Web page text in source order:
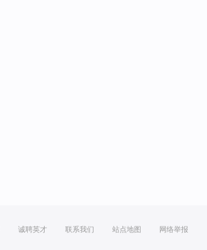
诚聘英才 联系我们 站点地图 网络举报